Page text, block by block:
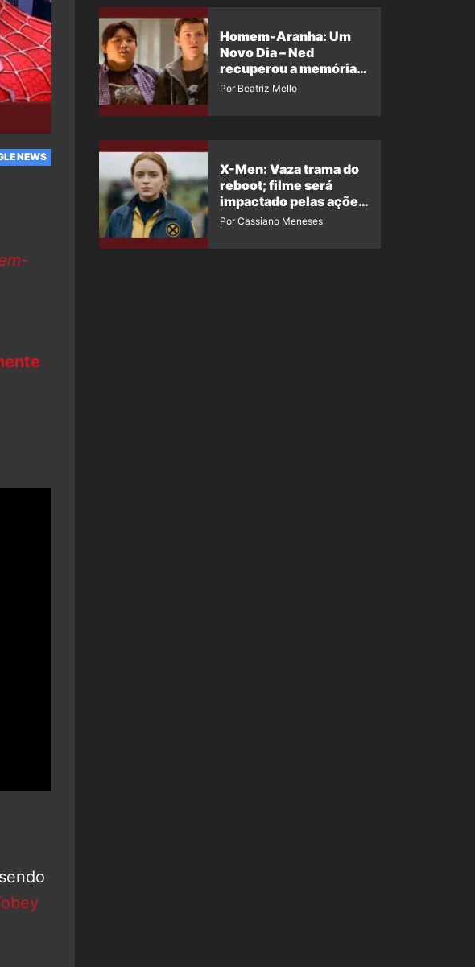
NEWS
Homem-Aranha: Um
Novo Dia – Ned
recuperou a memória?
Ator quebra o silêncio
Por Beatriz Mello
X-Men: Vaza trama do
reboot; filme será
impactado pelas ações
de Jean Grey em
Por Cassiano Meneses